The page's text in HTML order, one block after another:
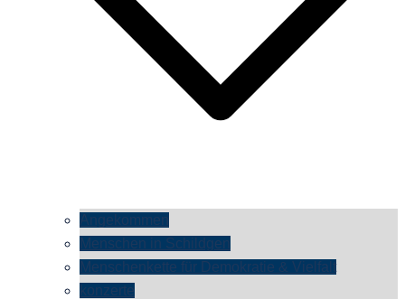
Angekommen
Menschen in Schildgen
Menschenkette für Demokratie & Vielfalt
konzerte